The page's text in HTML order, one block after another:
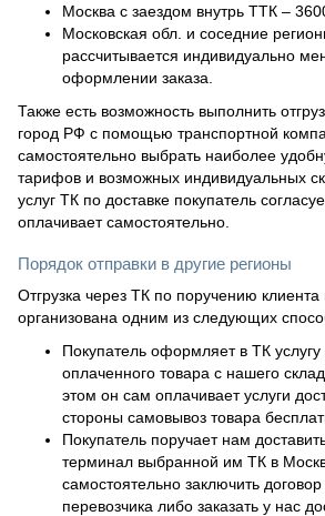
Москва с заездом внутрь ТТК –
Московская обл. и соседние
рассчитывается индивидуально
оформлении заказа.
Также есть возможность выполнить
город РФ с помощью транспортной
самостоятельно выбрать наиболее
тарифов и возможных индивидуальных
услуг ТК по доставке покупатель
оплачивает самостоятельно.
Порядок отправки в другие регионы
Отгрузка через ТК по поручению
организована одним из следующих
Покупатель оформляет в ТК услугу
оплаченного товара с нашего
этом он сам оплачивает услуги
стороны самовывоз товара
Покупатель поручает нам
терминал выбранной им ТК в
самостоятельно заключить договор
перевозчика либо заказать у нас